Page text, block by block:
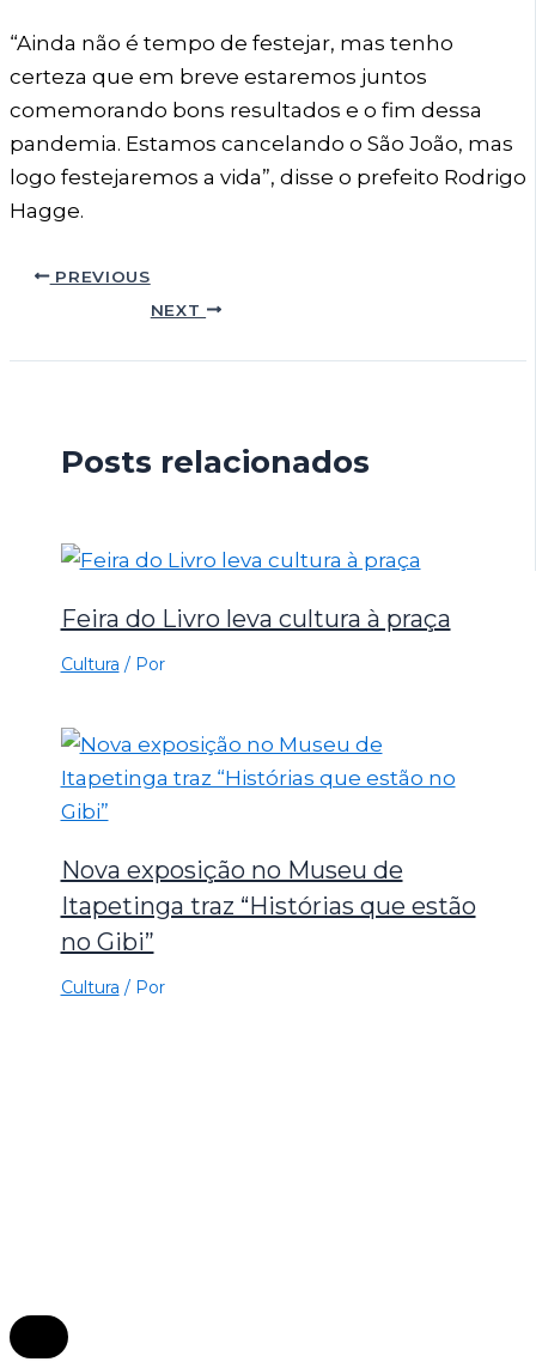
“Ainda não é tempo de festejar, mas tenho
certeza que em breve estaremos juntos
comemorando bons resultados e o fim dessa
pandemia. Estamos cancelando o São João, mas
logo festejaremos a vida”, disse o prefeito Rodrigo
Hagge.
PREVIOUS
NEXT
Posts relacionados
Feira do Livro leva cultura à praça
Cultura / Por
Nova exposição no Museu de
Itapetinga traz “Histórias que estão
no Gibi”
Cultura / Por